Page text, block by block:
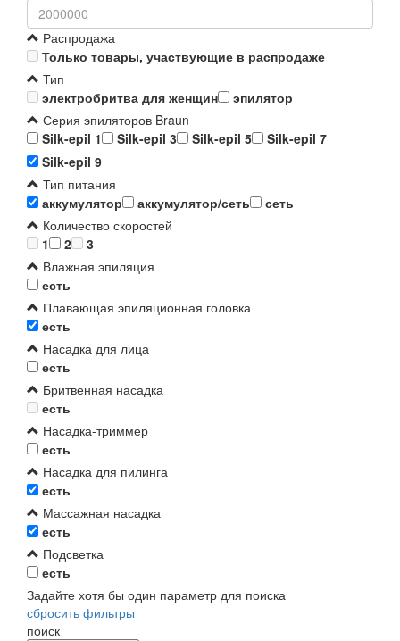
Распродажа
Только товары, участвующие в распродаже
Тип
электробритва для женщин
эпилятор
Серия эпиляторов Braun
Silk-epil 1
Silk-epil 3 Silk-epil 5
Silk-epil 7
Silk-epil 9
Тип питания
аккумулятор
аккумулятор/сеть
сеть
Количество скоростей
1
2
3
Влажная эпиляция
есть
Плавающая эпиляционная головка
есть
Насадка для лица
есть
Бритвенная насадка
есть
Насадка-триммер
есть
Насадка для пилинга
есть
Массажная насадка
есть
Подсветка
есть
Задайте хотя бы один параметр для поиска
сбросить фильтры
поиск